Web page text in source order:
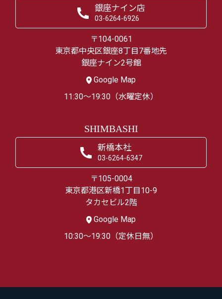
銀座ナイン店
03-6264-6926
〒104-0061
東京都中央区銀座8丁目7番地先
銀座ナイン2号館
Google Map
11:30～19:30（水曜定休）
SHIMBASHI
新橋本社
03-6264-6347
〒105-0004
東京都港区新橋1丁目10-9
タカセビル2階
Google Map
10:30～19:30（定休日無）